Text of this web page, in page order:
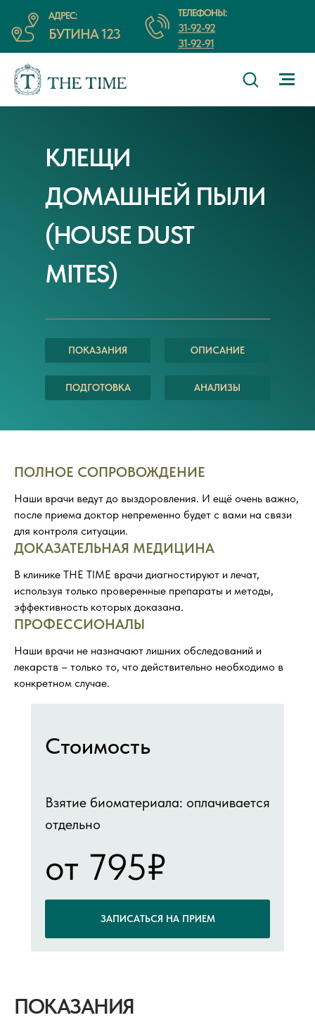
АДРЕС:
БУТИНА 123
ТЕЛЕФОНЫ:
31-92-92
31-92-91
КЛЕЩИ
ДОМАШНЕЙ ПЫЛИ
(HOUSE DUST
MITES)
ПОКАЗАНИЯ ОПИСАНИЕ
ПОДГОТОВКА АНАЛИЗЫ
ПОЛНОЕ СОПРОВОЖДЕНИЕ
Наши врачи ведут до выздоровления. И ещё очень важно,
после приема доктор непременно будет с вами на связи
для контроля ситуации.
ДОКАЗАТЕЛЬНАЯ МЕДИЦИНА
В клинике THE TIME врачи диагностируют и лечат,
используя только проверенные препараты и методы,
эффективность которых доказана.
ПРОФЕССИОНАЛЫ
Наши врачи не назначают лишних обследований и
лекарств – только то, что действительно необходимо в
конкретном случае.
Стоимость
Взятие биоматериала: оплачивается
отдельно
от 795₽
ЗАПИСАТЬСЯ НА ПРИЕМ
ПОКАЗАНИЯ